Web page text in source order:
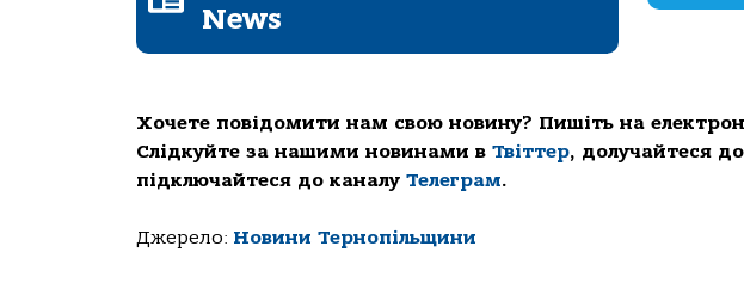
News
Хочете повідомити нам свою новину? Пишіть на
Слідкуйте за нашими новинами в Твіттер, долучайтеся
підключайтеся до каналу Телеграм.
Джерело: Новини Тернопільщини